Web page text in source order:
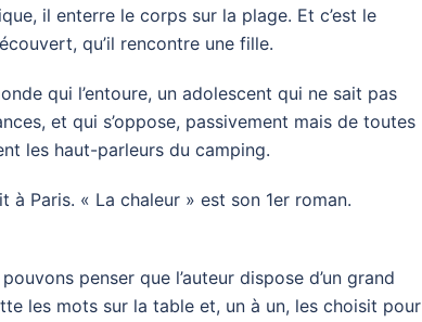
il enterre le corps sur la plage. Et c’est le
qu’il rencontre une fille.
qui l’entoure, un adolescent qui ne sait pas
et qui s’oppose, passivement mais de toutes
les haut-parleurs du camping.
à Paris. « La chaleur » est son 1er roman.
penser que l’auteur dispose d’un grand
les mots sur la table et, un à un, les choisit pour